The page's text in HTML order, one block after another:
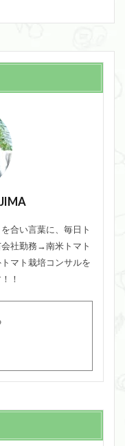
合い言葉に、毎日ト
社勤務→南米トマト
マト栽培コンサルを
！